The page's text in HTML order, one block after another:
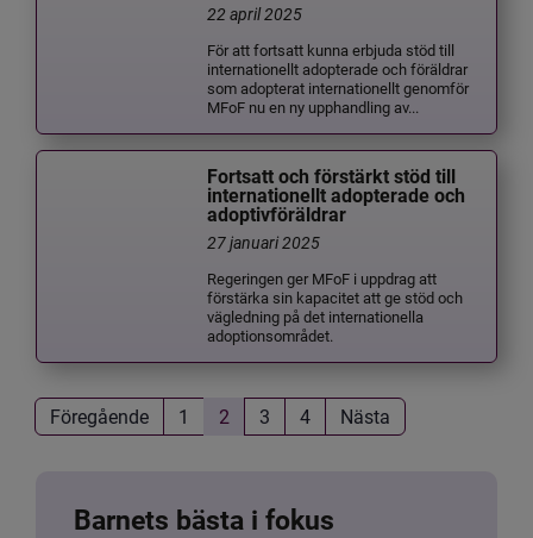
22 april 2025
För att fortsatt kunna erbjuda stöd till
internationellt adopterade och föräldrar
som adopterat internationellt genomför
MFoF nu en ny upphandling av...
Fortsatt och förstärkt stöd till
internationellt adopterade och
adoptivföräldrar
27 januari 2025
Regeringen ger MFoF i uppdrag att
förstärka sin kapacitet att ge stöd och
vägledning på det internationella
adoptionsområdet.
Föregående 1 2 3 4 Nästa
Barnets bästa i fokus